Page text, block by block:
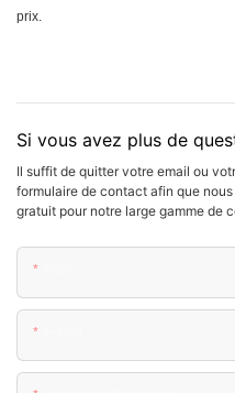
prix.
Si vous avez plus de
Il suffit de quitter votre email ou
formulaire de contact afin que
gratuit pour notre large gamme de